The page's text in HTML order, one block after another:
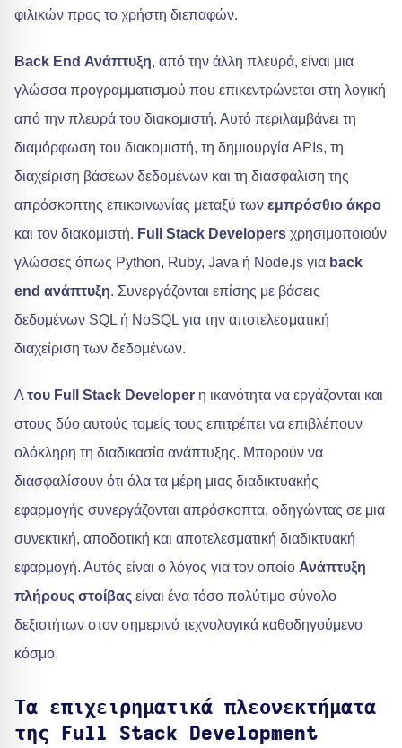
φιλικών προς το χρήστη διεπαφών.
Back End Ανάπτυξη, από την άλλη πλευρά, είναι μια
γλώσσα προγραμματισμού που επικεντρώνεται στη λογική
από την πλευρά του διακομιστή. Αυτό περιλαμβάνει τη
διαμόρφωση του διακομιστή, τη δημιουργία APIs, τη
διαχείριση βάσεων δεδομένων και τη διασφάλιση της
απρόσκοπτης επικοινωνίας μεταξύ των εμπρόσθιο άκρο
και τον διακομιστή. Full Stack Developers χρησιμοποιούν
γλώσσες όπως Python, Ruby, Java ή Node.js για back
end ανάπτυξη. Συνεργάζονται επίσης με βάσεις
δεδομένων SQL ή NoSQL για την αποτελεσματική
διαχείριση των δεδομένων.
A του Full Stack Developer η ικανότητα να εργάζονται και
στους δύο αυτούς τομείς τους επιτρέπει να επιβλέπουν
ολόκληρη τη διαδικασία ανάπτυξης. Μπορούν να
διασφαλίσουν ότι όλα τα μέρη μιας διαδικτυακής
εφαρμογής συνεργάζονται απρόσκοπτα, οδηγώντας σε μια
συνεκτική, αποδοτική και αποτελεσματική διαδικτυακή
εφαρμογή. Αυτός είναι ο λόγος για τον οποίο Ανάπτυξη
πλήρους στοίβας είναι ένα τόσο πολύτιμο σύνολο
δεξιοτήτων στον σημερινό τεχνολογικά καθοδηγούμενο
κόσμο.
Τα επιχειρηματικά πλεονεκτήματα
της Full Stack Development